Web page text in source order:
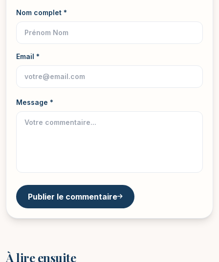
Nom complet *
Email *
Message *
Publier le commentaire
À lire ensuite